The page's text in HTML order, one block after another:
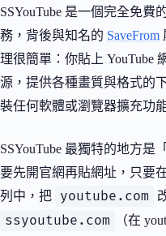
SSYouTube 是一個完全免費
務，背後與知名的 SaveFrom
理很簡單：你貼上 YouTube
源，提供各種畫質與格式的
裝任何軟體或瀏覽器擴充功
SSYouTube 最獨特的地方是
要先開官網再貼網址，只要
列中，把
youtube.com
ssyoutube.com
（在